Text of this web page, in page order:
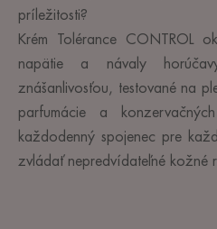
príležitosti?
Krém Tolérance CONTROL
napätie a návaly
znášanlivosťou, testované na
parfumácie a
každodenný spojenec pre
zvládať nepredvídateľné kožné